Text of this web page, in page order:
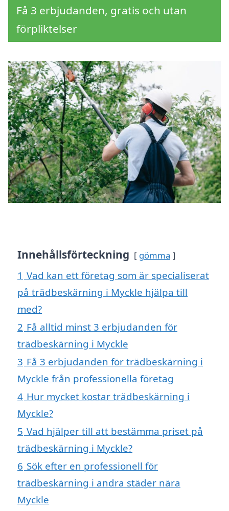
Få 3 erbjudanden, gratis och utan
förpliktelser
Innehållsförteckning gömma
1 Vad kan ett företag som är specialiserat
på trädbeskärning i Myckle hjälpa till
med?
2 Få alltid minst 3 erbjudanden för
trädbeskärning i Myckle
3 Få 3 erbjudanden för trädbeskärning i
Myckle från professionella företag
4 Hur mycket kostar trädbeskärning i
Myckle?
5 Vad hjälper till att bestämma priset på
trädbeskärning i Myckle?
6 Sök efter en professionell för
trädbeskärning i andra städer nära
Myckle